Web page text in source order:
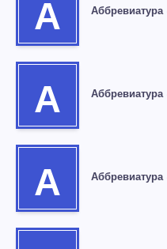
А
А
А Аббревиатура